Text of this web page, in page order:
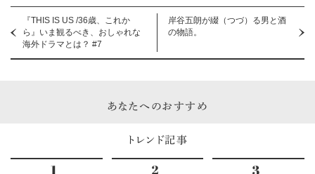
『THIS IS US /36歳、これか
ら』いま観るべき、おしゃれな
海外ドラマとは？ #7
岸谷五朗が綴（つづ）る男と酒
の物語。
あなたへのおすすめ
トレンド記事